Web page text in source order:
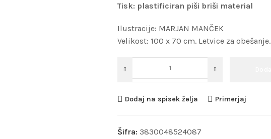
Tisk: plastificiran piši briši material
Ilustracije: MARJAN MANČEK
Velikost: 100 x 70 cm. Letvice za obešanje.
Dodaj na spisek želja Primerjaj
Šifra: 3830048524087